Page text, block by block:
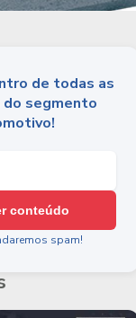
de todas as
do segmento
conteúdo
spam!